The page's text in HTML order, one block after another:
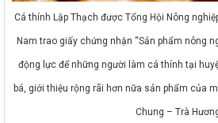
Cá thính Lập Thạch được Tổng Hội Nông
Nam trao giấy chứng nhận “Sản phẩm nông
động lực để những người làm cá thính tại
bá, giới thiệu rộng rãi hơn nữa sản phẩm của
Chung – Trà